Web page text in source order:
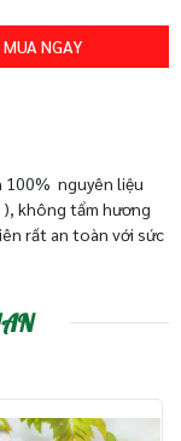
MUA NGAY
100% nguyên liệu
không tẩm hương
rất an toàn với sức